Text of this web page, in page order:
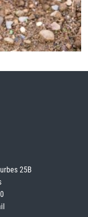
25B